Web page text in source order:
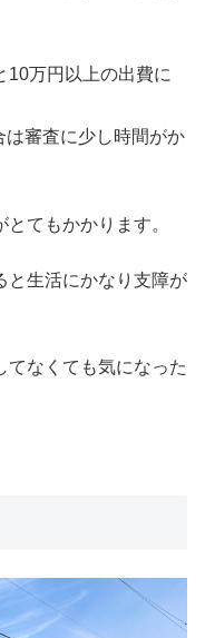
10万円以上の出費に
審査に少し時間がか
てもかかります。
と生活にかなり支障が
てなくても気になった